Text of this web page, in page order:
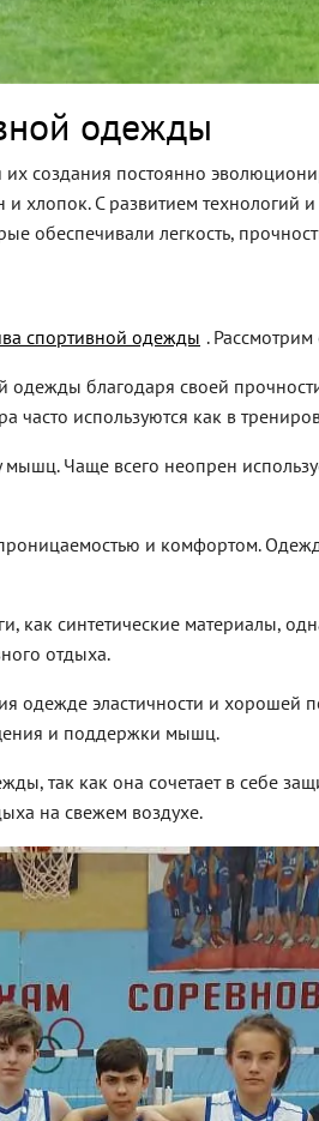
одежды
создания постоянно
хлопок. С развитием технологий
обеспечивали легкость,
спортивной одежды .
благодаря своей
используются как в
Чаще всего неопрен
и комфортом.
как синтетические материалы,
отдыха.
одежде эластичности и хорошей
и поддержки мышц.
так как она сочетает в себе
на свежем воздухе.